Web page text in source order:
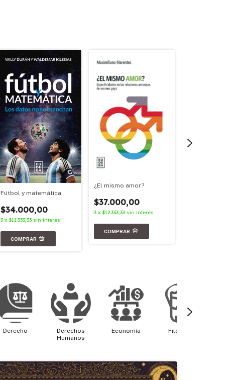
Fútbol y matemática
$34.000,00
3 x $11.333,33 sin interés
¿El mismo amor?
$37.000,00
3 x $12.333,33 sin interés
Derecho
Derechos
Humanos
Economía Filosofía